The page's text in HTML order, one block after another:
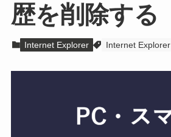
歴を削除する
Internet Explorer Internet Explorer